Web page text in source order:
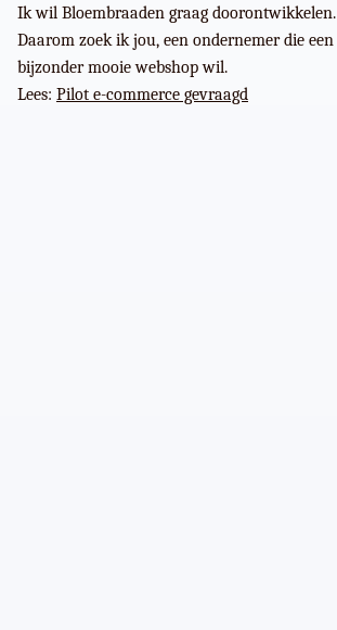
Ik wil Bloembraaden graag doorontwikkelen.
Daarom zoek ik jou, een ondernemer die een
bijzonder mooie webshop wil.
Lees: Pilot e-commerce gevraagd